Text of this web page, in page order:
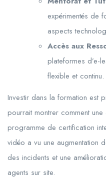
expérimentés de
aspects
Accès aux
plateformes d’e-
flexible et continu.
Investir dans la formation est
pourrait montrer comment
programme de certification
vidéo a vu une augmentation
des incidents et une
agents sur site.